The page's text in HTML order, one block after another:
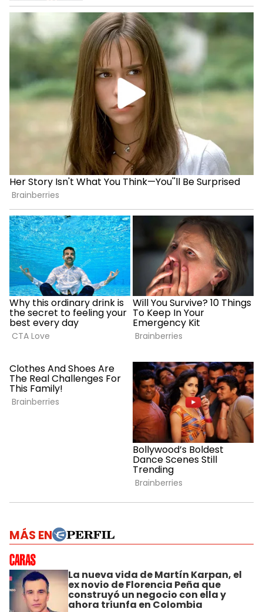
MÁS EN
La nueva vida de Martín Karpan, el
ex novio de Florencia Peña que
construyó un negocio con ella y
ahora triunfa en Colombia